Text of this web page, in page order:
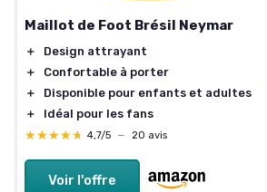
Maillot de Foot Brésil Neymar
＋
Design attrayant
＋
Confortable à porter
＋
Disponible pour enfants et adultes
＋
Idéal pour les fans
★★★★★
★★★★★ 4,7/5 — 20 avis
Voir l'offre